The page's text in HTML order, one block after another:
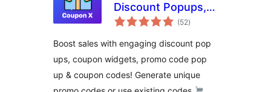
Discount Popups,
Promo Codes Pop
WooCommerce &
Announcement
Popups
(52загальний
рейтинг
)
Boost sales with engaging discount pop
ups, coupon widgets, promo code pop
up & coupon codes! Generate unique